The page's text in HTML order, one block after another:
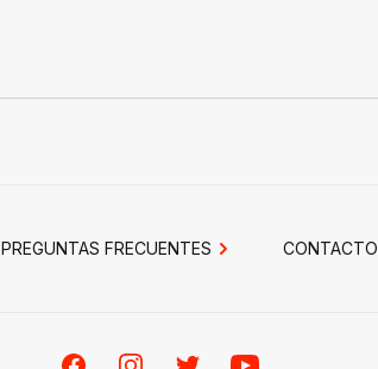
PREGUNTAS FRECUENTES CONTACTO